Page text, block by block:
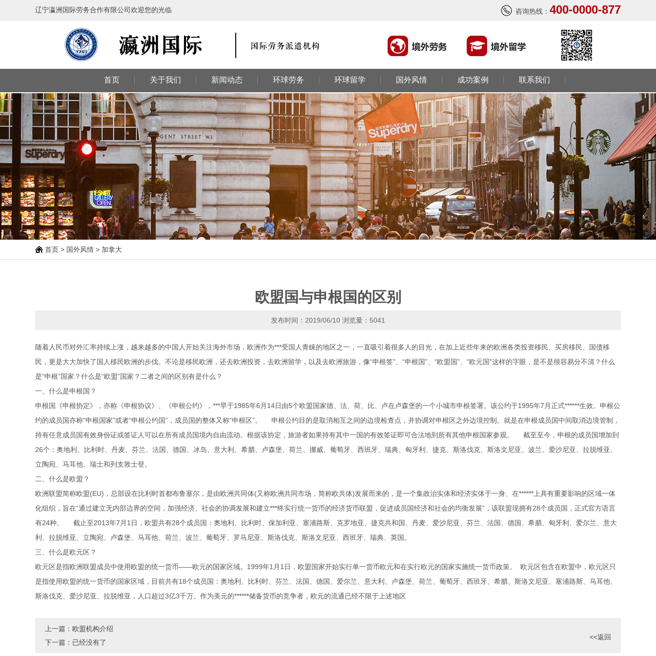
辽宁瀛洲国际劳务合作有限公司欢迎您的光临 咨询热线： 400-0000-877
首页 关于我们 新闻动态 环球劳务 环球留学 国外风情 成功案例 联系我们
首页 > 国外风情 > 加拿大
欧盟国与申根国的区别
发布时间：2019/06/10 浏览量：5041
随着人民币对外汇率持续上涨，越来越多的中国人开始关注海外市场，欧洲作为***受国人青睐的地区之一，一直吸引着很多人的目光，在加上近些年来的欧洲各类投资移民、买房移民、国债移
民，更是大大加快了国人移民欧洲的步伐。不论是移民欧洲，还去欧洲投资，去欧洲留学，以及去欧洲旅游，像“申根签”、“申根国”、“欧盟国”、“欧元国”这样的字眼，是不是很容易分不清？什么
是“申根”国家？什么是“欧盟”国家？二者之间的区别有是什么？
一、什么是申根国？
申根国《申根协定》，亦称《申根协议》、《申根公约》，***早于1985年6月14日由5个欧盟国家德、法、荷、比、卢在卢森堡的一个小城市申根签署。该公约于1995年7月正式******生效。申根公
约的成员国亦称“申根国家”或者“申根公约国”，成员国的整体又称“申根区”。 申根公约目的是取消相互之间的边境检查点，并协调对申根区之外边境控制。就是在申根成员国中间取消边境管制，
持有任意成员国有效身份证或签证人可以在所有成员国境内自由流动。根据该协定，旅游者如果持有其中一国的有效签证即可合法地到所有其他申根国家参观。 截至至今，申根的成员国增加到
26个：奥地利、比利时、丹麦、芬兰、法国、德国、冰岛、意大利、希腊、卢森堡、荷兰、挪威、葡萄牙、西班牙、瑞典、匈牙利、捷克、斯洛伐克、斯洛文尼亚、波兰、爱沙尼亚、拉脱维亚、
立陶宛、马耳他、瑞士和列支敦士登。
二、什么是欧盟？
欧洲联盟简称欧盟(EU)，总部设在比利时首都布鲁塞尔，是由欧洲共同体(又称欧洲共同市场，简称欧共体)发展而来的，是一个集政治实体和经济实体于一身、在******上具有重要影响的区域一体
化组织，旨在“通过建立无内部边界的空间，加强经济、社会的协调发展和建立***终实行统一货币的经济货币联盟，促进成员国经济和社会的均衡发展”，该联盟现拥有28个成员国，正式官方语言
有24种。 截止至2013年7月1日，欧盟共有28个成员国：奥地利、比利时、保加利亚、塞浦路斯、克罗地亚、捷克共和国、丹麦、爱沙尼亚、芬兰、法国、德国、希腊、匈牙利、爱尔兰、意大
利、拉脱维亚、立陶宛、卢森堡、马耳他、荷兰、波兰、葡萄牙、罗马尼亚、斯洛伐克、斯洛文尼亚、西班牙、瑞典、英国。
三、什么是欧元区？
欧元区是指欧洲联盟成员中使用欧盟的统一货币——欧元的国家区域。1999年1月1日，欧盟国家开始实行单一货币欧元和在实行欧元的国家实施统一货币政策。 欧元区包含在欧盟中，欧元区只
是指使用欧盟的统一货币的国家区域，目前共有18个成员国：奥地利、比利时、芬兰、法国、德国、爱尔兰、意大利、卢森堡、荷兰、葡萄牙、西班牙、希腊、斯洛文尼亚、塞浦路斯、马耳他、
斯洛伐克、爱沙尼亚、拉脱维亚，人口超过3亿3千万。作为美元的******储备货币的竞争者，欧元的流通已经不限于上述地区
上一篇： 欧盟机构介绍
下一篇： 已经没有了
<<返回